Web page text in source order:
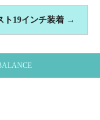
ト19インチ装着 →